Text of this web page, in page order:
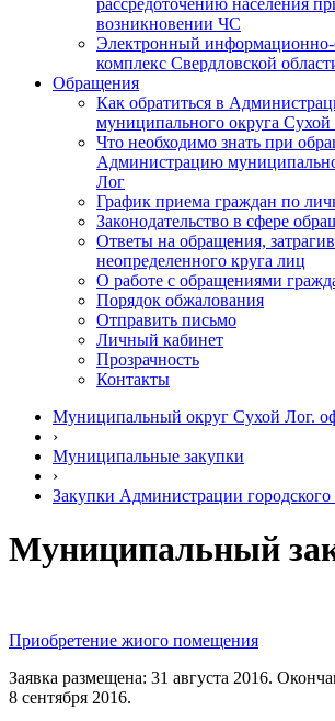
рассредоточению населения
возникновении ЧС
Электронный информационно-
комплекс Свердловской
Обращения
Как обратиться в
муниципального округа
Что необходимо знать при
Администрацию
Лог
График приема граждан по
Законодательство в сфере
Ответы на обращения,
неопределенного круга лиц
О работе с обращениями
Порядок обжалования
Отправить письмо
Личный кабинет
Прозрачность
Контакты
Муниципальный округ Сухой Лог.
›
Муниципальные закупки
›
Закупки Администрации
Муниципальный
Приобретение жиого помещения
Заявка размещена: 31 августа 2016.
8 сентября 2016.